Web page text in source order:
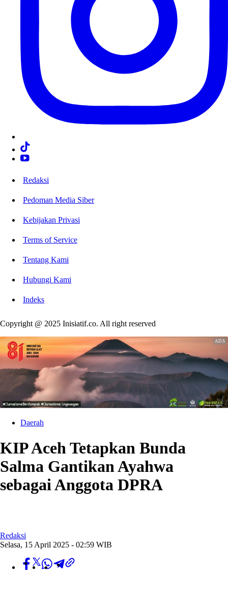
Redaksi
Pedoman Media Siber
Kebijakan Privasi
Terms of Service
Tentang Kami
Hubungi Kami
Indeks
Copyright @ 2025 Inisiatif.co. All right reserved
Daerah
KIP Aceh Tetapkan Bunda
Salma Gantikan Ayahwa
sebagai Anggota DPRA
Redaksi
Selasa, 15 April 2025 - 02:59 WIB